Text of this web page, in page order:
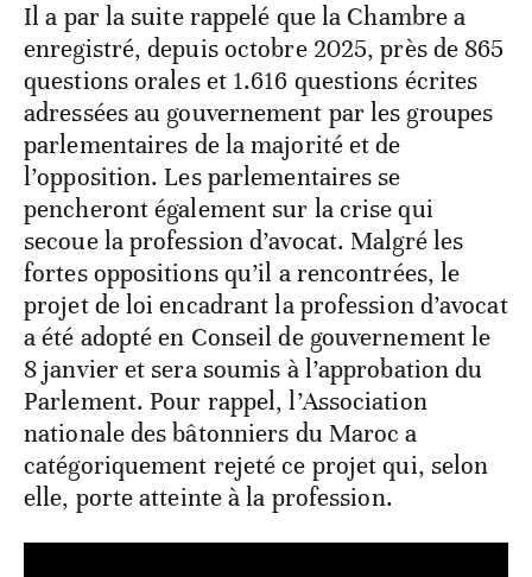
Il a par la suite rappelé que la Chambre a
enregistré, depuis octobre 2025, près de 865
questions orales et 1.616 questions écrites
adressées au gouvernement par les groupes
parlementaires de la majorité et de
l’opposition. Les parlementaires se
pencheront également sur la crise qui
secoue la profession d’avocat. Malgré les
fortes oppositions qu’il a rencontrées, le
projet de loi encadrant la profession d’avocat
a été adopté en Conseil de gouvernement le
8 janvier et sera soumis à l’approbation du
Parlement. Pour rappel, l’Association
nationale des bâtonniers du Maroc a
catégoriquement rejeté ce projet qui, selon
elle, porte atteinte à la profession.